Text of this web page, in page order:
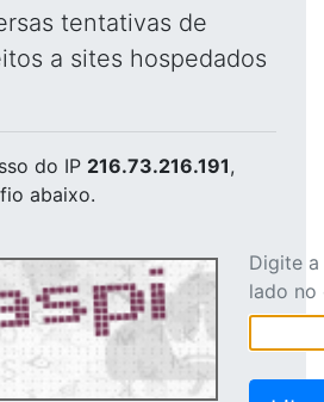
tentativas de
a sites hospedados
do IP 216.73.216.191,
abaixo.
Digite
lado no